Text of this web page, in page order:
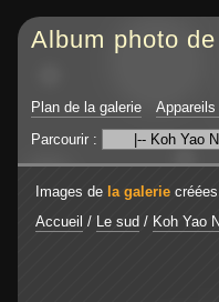
Album photo
Plan de la galerie Appareils
Parcourir :
Images de la galerie
Accueil / Le sud / Koh Yao